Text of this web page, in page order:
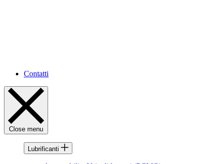
Contatti
Close menu
Lubrificanti